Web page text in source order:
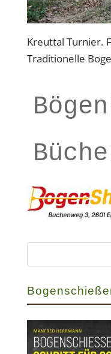
Kreuttal Turnier.
Traditionelle